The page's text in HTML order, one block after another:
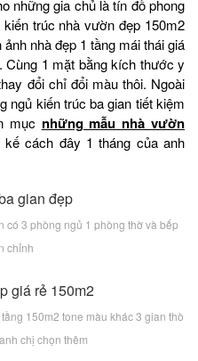
những gia chủ là tín đồ phong
trúc nhà vườn đẹp 150m2
nhà đẹp 1 tầng mái thái giá
Cùng 1 mặt bằng kích thước y
đổi chỉ đổi màu thôi. Ngoài
ngủ kiến trúc ba gian tiết kiệm
mục những mẫu nhà vườn
cách đây 1 tháng của anh
có 3 phòng ngủ 1 phòng thờ và bếp
chỉnh
150m2 tone màu khác 3 gian thò
chị chọn thêm